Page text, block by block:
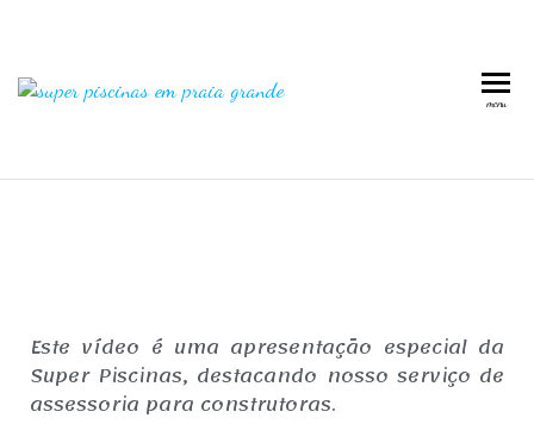
em
Grande
menu
Este vídeo é uma apresentação especial da
Super Piscinas, destacando nosso serviço de
assessoria para construtoras.